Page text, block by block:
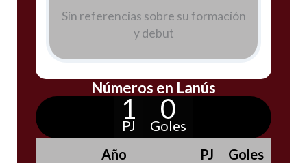
Sin referencias sobre su formación
y debut
Números en Lanús
1
PJ
0
Goles
Año
PJ
Goles